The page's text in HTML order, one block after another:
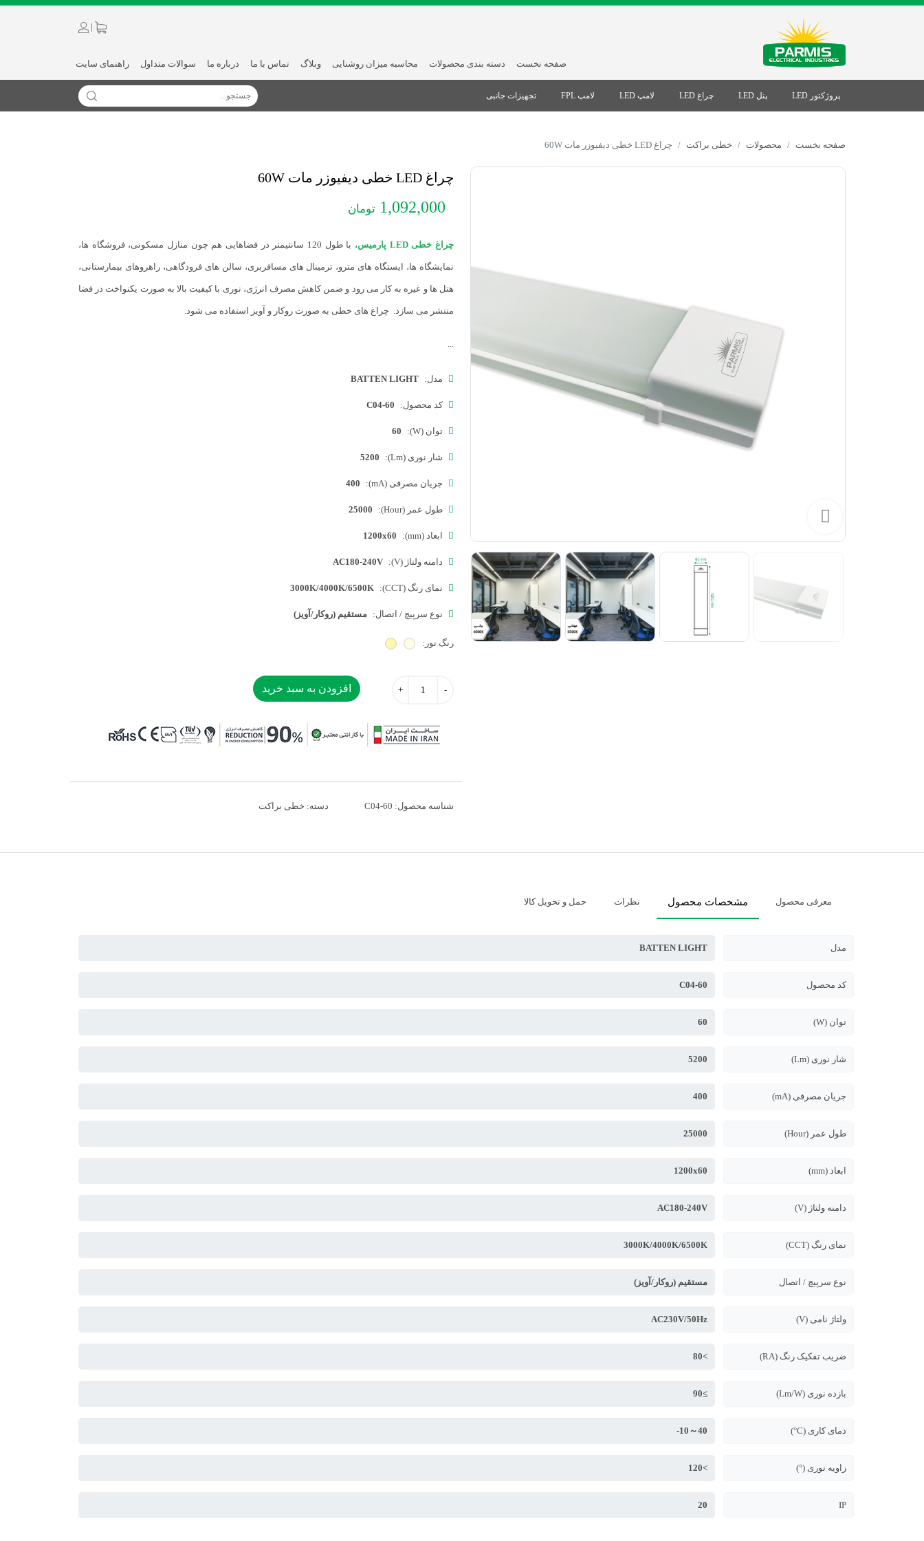
|
صفحه نخست دسته بندی محصولات محاسبه میزان روشنایی وبلاگ تماس با ما درباره ما سوالات متداول راهنمای سایت
پروژکتور LED پنل LED چراغ LED لامپ LED لامپ FPL تجهیزات جانبی
صفحه نخست محصولات خطی براکت چراغ LED خطی دیفیوزر مات 60W
چراغ LED خطی دیفیوزر مات 60W
1,092,000 تومان
چراغ خطی LED پارمیس ، با طول 120 سانتیمتر در فضاهایی هم چون منازل مسکونی، فروشگاه ها،
نمایشگاه ها، ایستگاه های مترو، ترمینال های مسافربری، سالن های فرودگاهی، راهروهای بیمارستانی،
هتل ها و غیره به کار می رود و ضمن کاهش مصرف انرژی، نوری با کیفیت بالا به صورت یکنواخت در فضا
منتشر می سازد. چراغ های خطی به صورت روکار و آویز استفاده می شود.
...
مدل: BATTEN LIGHT
کد محصول: C04-60
توان (W): 60
شار نوری (Lm): 5200
جریان مصرفی (mA): 400
طول عمر (Hour): 25000
ابعاد (mm): 1200x60
دامنه ولتاژ (V): AC180-240V
نمای رنگ (CCT): 3000K/4000K/6500K
نوع سرپیچ / اتصال: مستقیم (روکار/آویز)
رنگ نور:
افزودن به سبد خرید
شناسه محصول: C04-60 دسته: خطی براکت
معرفی محصول مشخصات محصول نظرات حمل و تحویل کالا
مدل BATTEN LIGHT
کد محصول C04-60
توان (W) 60
شار نوری (Lm) 5200
جریان مصرفی (mA) 400
طول عمر (Hour) 25000
ابعاد (mm) 1200x60
دامنه ولتاژ (V) AC180-240V
نمای رنگ (CCT) 3000K/4000K/6500K
نوع سرپیچ / اتصال مستقیم (روکار/آویز)
ولتاژ نامی (V) AC230V/50Hz
ضریب تفکیک رنگ (RA) >80
بازده نوری (Lm/W) ≥90
دمای کاری (C°) 40～10-
زاویه نوری (°) >120
IP
20